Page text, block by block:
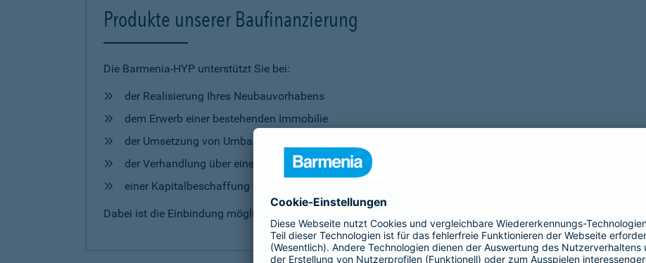
Produkte unserer Baufinanzierung
Die Barmenia-HYP unterstützt Sie bei:
der Realisierung Ihres Neubauvorhabens
dem Erwerb einer bestehenden Immobilie
der Umsetzung von Umbau- und Modernisierungsmaßnahmen
der Verhandlung über eine Anschlussfinanzierung bei Ihrer Bank
einer Kapitalbeschaffung zur freien Verwendung
Dabei ist die Einbindung möglicher genauso selbstverständlich wie die Vereinbarung individueller